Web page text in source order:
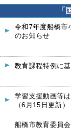
令和7年度船橋
のお知らせ
教育課程特例に
学習支援動画等
（6月15日更新）
船橋市教育委員